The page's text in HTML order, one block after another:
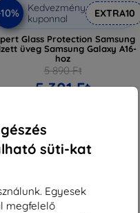
süti-kat
Egyesek
megfelelő
Kedvezmény
kuponnal
EXTRA10
Glass Protection Samsung
üveg Samsung Galaxy A16-
hoz
5 890 Ft
5 301 Ft